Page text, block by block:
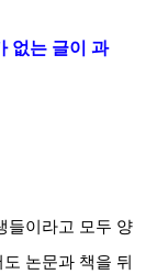
없는 글이 과
들이라고 모두 양
논문과 책을 뒤